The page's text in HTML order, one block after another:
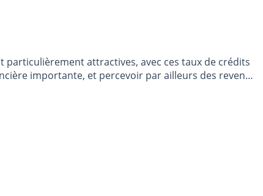
attractives, avec ces taux de crédits
importante, et percevoir par ailleurs des revenus